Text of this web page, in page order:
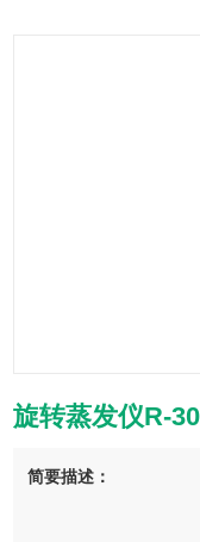
旋转蒸发仪R-
简要描述：